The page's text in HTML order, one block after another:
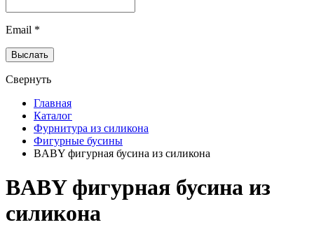
Email *
Свернуть
Главная
Каталог
Фурнитура из силикона
Фигурные бусины
BABY фигурная бусина из силикона
BABY фигурная бусина из
силикона